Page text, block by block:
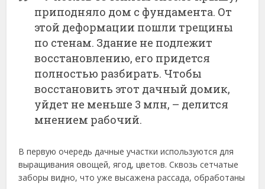
приподняло дом с фундамента. От
этой деформации пошли трещины
по стенам. Здание не подлежит
восстановлению, его придется
полностью разбирать. Чтобы
восстановить этот дачный домик,
уйдет не меньше 3 млн, – делится
мнением рабочий.
В первую очередь дачные участки используются для
выращивания овощей, ягод, цветов. Сквозь сетчатые
заборы видно, что уже высажена рассада, обработаны